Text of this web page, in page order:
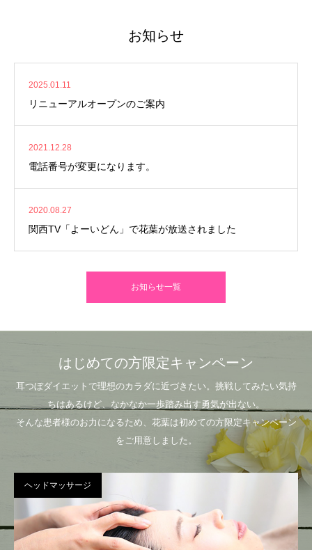
お知らせ
2025.01.11
リニューアルオープンのご案内
2021.12.28
電話番号が変更になります。
2020.08.27
関西TV「よーいどん」で花葉が放送されました
お知らせ一覧
はじめての方限定キャンペーン
耳つぼダイエットで理想のカラダに近づきたい。挑戦してみたい気持
ちはあるけど、なかなか一歩踏み出す勇気が出ない。
そんな患者様のお力になるため、花葉は初めての方限定キャンペーン
をご用意しました。
ヘッドマッサージ